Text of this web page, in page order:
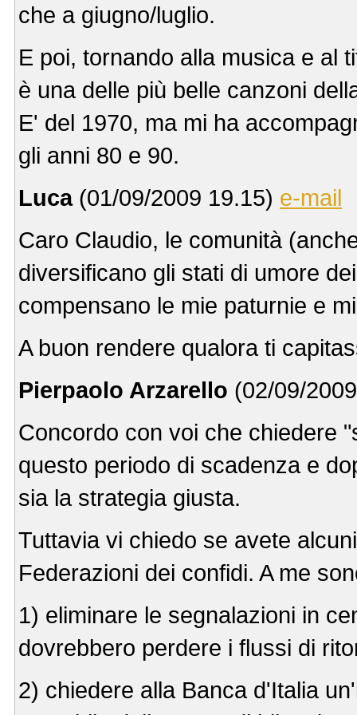
che a giugno/luglio.
E poi, tornando alla musica e al
è una delle più belle canzoni
E' del 1970, ma mi ha
gli anni 80 e 90.
Luca(01/09/2009 19.15) e-mail
Caro Claudio, le comunità
diversificano gli stati di umore
compensano le mie paturnie e
A buon rendere qualora ti
Pierpaolo Arzarello (02/09/
Concordo con voi che chiedere
questo periodo di scadenza e
sia la strategia giusta.
Tuttavia vi chiedo se avete
Federazioni dei confidi. A me
1) eliminare le segnalazioni in
dovrebbero perdere i flussi di
2) chiedere alla Banca d'Italia